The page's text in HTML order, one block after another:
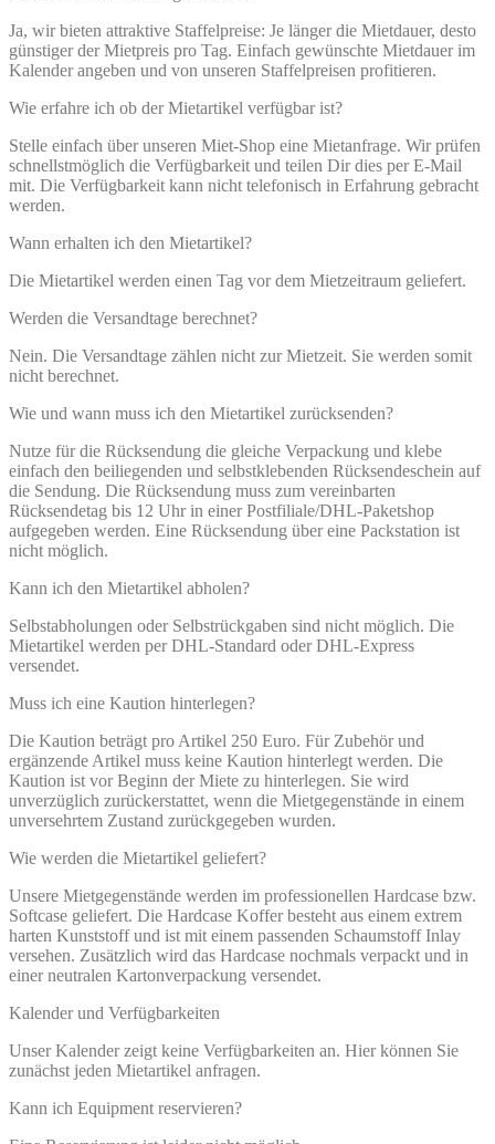
Ja, wir bieten attraktive Staffelpreise: Je länger die Mietdauer, desto
günstiger der Mietpreis pro Tag. Einfach gewünschte Mietdauer im
Kalender angeben und von unseren Staffelpreisen profitieren.
Wie erfahre ich ob der Mietartikel verfügbar ist?
Stelle einfach über unseren Miet-Shop eine Mietanfrage. Wir prüfen
schnellstmöglich die Verfügbarkeit und teilen Dir dies per E-Mail
mit. Die Verfügbarkeit kann nicht telefonisch in Erfahrung gebracht
werden.
Wann erhalten ich den Mietartikel?
Die Mietartikel werden einen Tag vor dem Mietzeitraum geliefert.
Werden die Versandtage berechnet?
Nein. Die Versandtage zählen nicht zur Mietzeit. Sie werden somit
nicht berechnet.
Wie und wann muss ich den Mietartikel zurücksenden?
Nutze für die Rücksendung die gleiche Verpackung und klebe
einfach den beiliegenden und selbstklebenden Rücksendeschein auf
die Sendung. Die Rücksendung muss zum vereinbarten
Rücksendetag bis 12 Uhr in einer Postfiliale/DHL-Paketshop
aufgegeben werden. Eine Rücksendung über eine Packstation ist
nicht möglich.
Kann ich den Mietartikel abholen?
Selbstabholungen oder Selbstrückgaben sind nicht möglich. Die
Mietartikel werden per DHL-Standard oder DHL-Express
versendet.
Muss ich eine Kaution hinterlegen?
Die Kaution beträgt pro Artikel 250 Euro. Für Zubehör und
ergänzende Artikel muss keine Kaution hinterlegt werden. Die
Kaution ist vor Beginn der Miete zu hinterlegen. Sie wird
unverzüglich zurückerstattet, wenn die Mietgegenstände in einem
unversehrtem Zustand zurückgegeben wurden.
Wie werden die Mietartikel geliefert?
Unsere Mietgegenstände werden im professionellen Hardcase bzw.
Softcase geliefert. Die Hardcase Koffer besteht aus einem extrem
harten Kunststoff und ist mit einem passenden Schaumstoff Inlay
versehen. Zusätzlich wird das Hardcase nochmals verpackt und in
einer neutralen Kartonverpackung versendet.
Kalender und Verfügbarkeiten
Unser Kalender zeigt keine Verfügbarkeiten an. Hier können Sie
zunächst jeden Mietartikel anfragen.
Kann ich Equipment reservieren?